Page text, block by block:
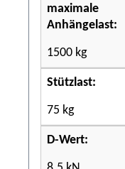
maximale
Anhängelast:
1500 kg
Stützlast:
75 kg
D-Wert: